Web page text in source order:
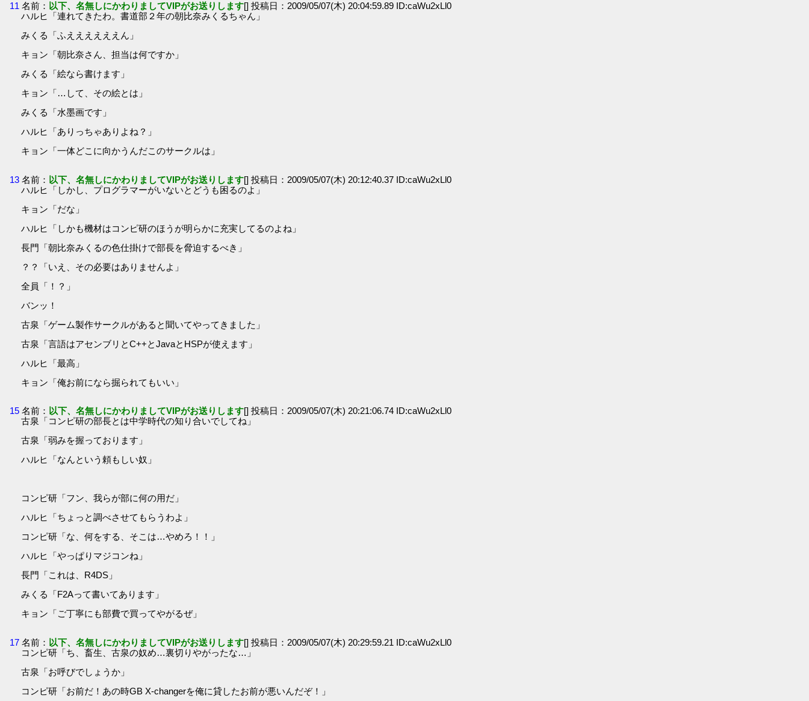
11 名前： 以下、名無しにかわりましてVIPがお送りします[] 投稿日：2009/05/07(木) 20:04:59.89 ID:caWu2xLl0
ハルヒ「連れてきたわ。書道部２年の朝比奈みくるちゃん」
みくる「ふええええええん」
キョン「朝比奈さん、担当は何ですか」
みくる「絵なら書けます」
キョン「…して、その絵とは」
みくる「水墨画です」
ハルヒ「ありっちゃありよね？」
キョン「一体どこに向かうんだこのサークルは」
13 名前： 以下、名無しにかわりましてVIPがお送りします[] 投稿日：2009/05/07(木) 20:12:40.37 ID:caWu2xLl0
ハルヒ「しかし、プログラマーがいないとどうも困るのよ」
キョン「だな」
ハルヒ「しかも機材はコンピ研のほうが明らかに充実してるのよね」
長門「朝比奈みくるの色仕掛けで部長を脅迫するべき」
？？「いえ、その必要はありませんよ」
全員「！？」
バンッ！
古泉「ゲーム製作サークルがあると聞いてやってきました」
古泉「言語はアセンブリとC++とJavaとHSPが使えます」
ハルヒ「最高」
キョン「俺お前になら掘られてもいい」
15 名前： 以下、名無しにかわりましてVIPがお送りします[] 投稿日：2009/05/07(木) 20:21:06.74 ID:caWu2xLl0
古泉「コンピ研の部長とは中学時代の知り合いでしてね」
古泉「弱みを握っております」
ハルヒ「なんという頼もしい奴」
コンピ研「フン、我らが部に何の用だ」
ハルヒ「ちょっと調べさせてもらうわよ」
コンピ研「な、何をする、そこは…やめろ！！」
ハルヒ「やっぱりマジコンね」
長門「これは、R4DS」
みくる「F2Aって書いてあります」
キョン「ご丁寧にも部費で買ってやがるぜ」
17 名前： 以下、名無しにかわりましてVIPがお送りします[] 投稿日：2009/05/07(木) 20:29:59.21 ID:caWu2xLl0
コンピ研「ち、畜生、古泉の奴め…裏切りやがったな…」
古泉「お呼びでしょうか」
コンピ研「お前だ！あの時GB X-changerを俺に貸したお前が悪いんだぞ！」